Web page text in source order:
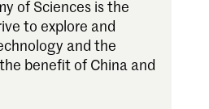
of Sciences is the
to explore and
and the
benefit of China and